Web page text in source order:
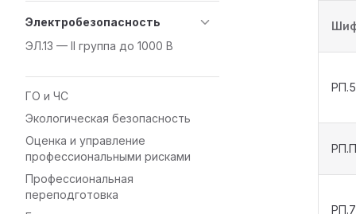
Электробезопасность
ЭЛ.13 — II группа до 1000 В
ГО и ЧС
Экологическая безопасность
Оценка и управление
профессиональными рисками
Профессиональная
переподготовка
РП.5
РП.7